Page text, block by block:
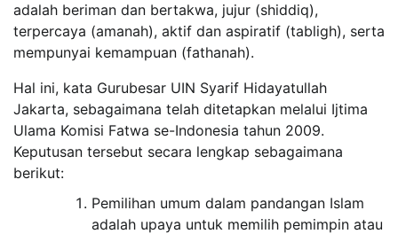
adalah beriman dan bertakwa, jujur (shiddiq),
terpercaya (amanah), aktif dan aspiratif (tabligh), serta
mempunyai kemampuan (fathanah).
Hal ini, kata Gurubesar UIN Syarif Hidayatullah
Jakarta, sebagaimana telah ditetapkan melalui Ijtima
Ulama Komisi Fatwa se-Indonesia tahun 2009.
Keputusan tersebut secara lengkap sebagaimana
berikut:
Pemilihan umum dalam pandangan Islam
adalah upaya untuk memilih pemimpin atau